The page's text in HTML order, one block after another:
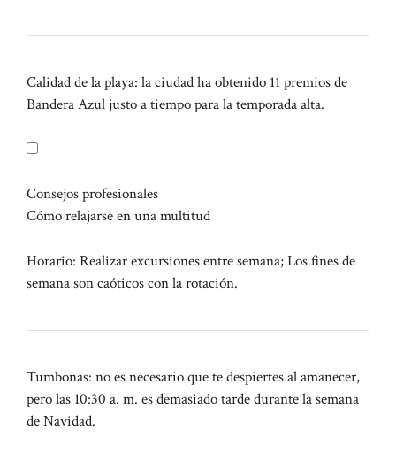
Calidad de la playa: la ciudad ha obtenido 11 premios de
Bandera Azul justo a tiempo para la temporada alta.
Consejos profesionales
Cómo relajarse en una multitud
Horario: Realizar excursiones entre semana; Los fines de
semana son caóticos con la rotación.
Tumbonas: no es necesario que te despiertes al amanecer,
pero las 10:30 a. m. es demasiado tarde durante la semana
de Navidad.